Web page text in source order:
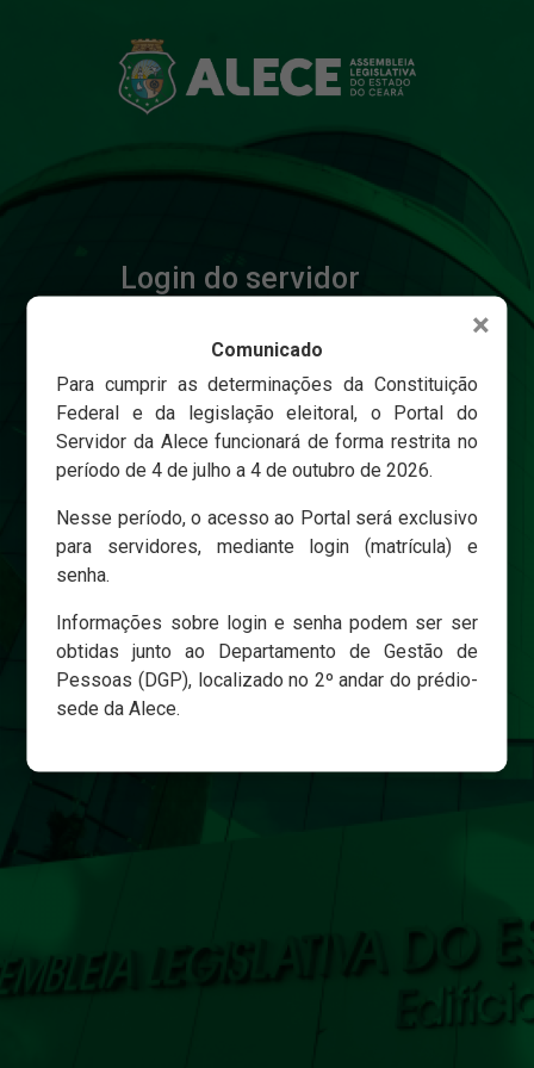
Login do servidor
Senha
Esqueci minha senha
×
Comunicado
Para cumprir as determinações da Constituição
Federal e da legislação eleitoral, o Portal do
Servidor da Alece funcionará de forma restrita no
período de 4 de julho a 4 de outubro de 2026.
Nesse período, o acesso ao Portal será exclusivo
para servidores, mediante login (matrícula) e
senha.
Informações sobre login e senha podem ser ser
obtidas junto ao Departamento de Gestão de
Pessoas (DGP), localizado no 2º andar do prédio-
sede da Alece.